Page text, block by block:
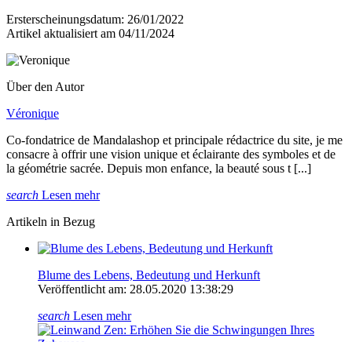
Ersterscheinungsdatum: 26/01/2022
Artikel aktualisiert am 04/11/2024
Über den Autor
Véronique
Co-fondatrice de Mandalashop et principale rédactrice du site, je me
consacre à offrir une vision unique et éclairante des symboles et de
la géométrie sacrée. Depuis mon enfance, la beauté sous t [...]
search Lesen mehr
Artikeln in Bezug
Blume des Lebens, Bedeutung und Herkunft
Veröffentlicht am: 28.05.2020 13:38:29
search Lesen mehr